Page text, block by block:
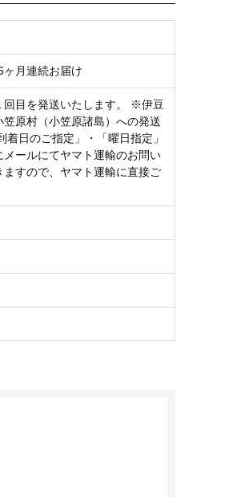
月連続お届け
回目を発送いたします。 ※伊豆
原村（小笠原諸島）への発送
日のご指定」・「曜日指定」
ールにてヤマト運輸のお問い
すので、ヤマト運輸に直接ご